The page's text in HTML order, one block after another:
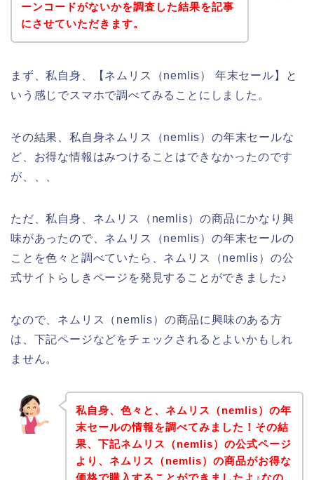
ーンコードがないかを調査した結果を記事
にさせていただきます。
まず、私自身、【ネムリス（nemlis） 年末セール】と
いう感じでスマホで調べてみることにしました。
その結果、私自身ネムリス（nemlis）の年末セールな
ど、お得な情報はみつけることはできなかったのです
が、、、
ただ、私自身、ネムリス（nemlis）の商品にかなり興
味があったので、ネムリス（nemlis）の年末セールの
ことを色々と調べていたら、ネムリス（nemlis）の公
式サイトらしきページを発見することができました♪
なので、ネムリス（nemlis）の商品に興味のある方
は、下記ページなどをチェックされるとよいかもしれ
ません。
私自身、色々と、ネムリス（nemlis）の年
末セールの情報を調べてみました！その結
果、下記ネムリス（nemlis）の公式ページ
より、ネムリス（nemlis）の商品がお得な
価格で購入することができましたよ♪なの